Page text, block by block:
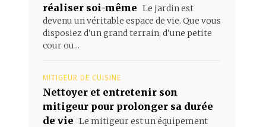
réaliser soi-même Le jardin est
devenu un véritable espace de vie. Que vous
disposiez d'un grand terrain, d'une petite
cour ou...
MITIGEUR DE CUISINE
Nettoyer et entretenir son
mitigeur pour prolonger sa durée
de vie Le mitigeur est un équipement